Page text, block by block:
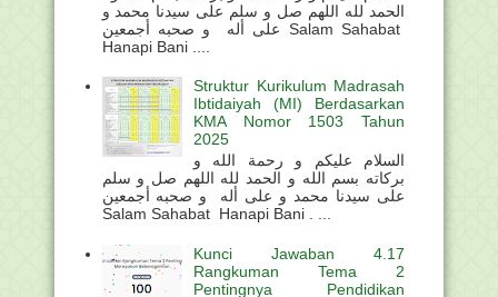
الحمد لله اللهم صل و سلم على سيدنا محمد و
على أله و صحبه أجمعين Salam Sahabat
Hanapi Bani ....
Struktur Kurikulum Madrasah
Ibtidaiyah (MI) Berdasarkan
KMA Nomor 1503 Tahun
2025
السلام عليكم و رحمة الله و
بركاته بسم الله و الحمد لله اللهم صل و سلم
على سيدنا محمد و على أله و صحبه أجمعين
Salam Sahabat Hanapi Bani . ...
Kunci Jawaban 4.17
Rangkuman Tema 2
Pentingnya Pendidikan